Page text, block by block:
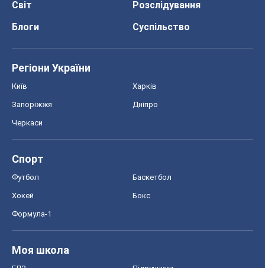
Світ
Розслідування
Блоги
Суспільство
Регіони України
Київ Харків
Запоріжжя Дніпро
Черкаси
Спорт
Футбол Баскетбол
Хокей Бокс
Формула-1
Моя школа